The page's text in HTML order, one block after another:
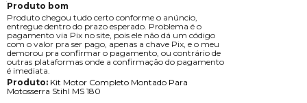
Produto bom
Produto chegou tudo certo conforme o anúncio,
entregue dentro do prazo esperado. Problema é o
pagamento via Pix no site, pois ele não dá um código
com o valor pra ser pago, apenas a chave Pix, e o meu
demorou pra confirmar o pagamento, ou contrário de
outras plataformas onde a confirmação do pagamento
é imediata.
Produto:Kit Motor Completo Montado Para
Motosserra Stihl MS 180